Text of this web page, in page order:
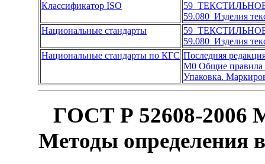
Классификатор ISO
59
59.080 Изделия
Национальные стандарты
59
59.080 Изделия
Национальные стандарты по КГС Последняя
М0 Общие правила
Упаковка.
ГОСТ Р 52608-2006
Методы определения